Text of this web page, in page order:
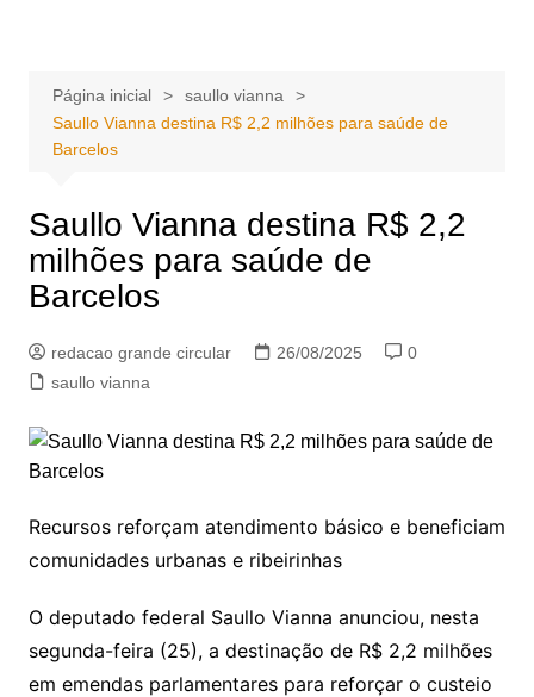
conteúdoPágina inicial
saullo vianna
Saullo Vianna destina R$ 2,2 milhões para saúde de
Barcelos
Saullo Vianna destina R$ 2,2
milhões para saúde de
Barcelos
redacao grande circular 26/08/2025
0
saullo vianna
Recursos reforçam atendimento básico e beneficiam
comunidades urbanas e ribeirinhas
O deputado federal Saullo Vianna anunciou, nesta
segunda-feira (25), a destinação de R$ 2,2 milhões
em emendas parlamentares para reforçar o custeio